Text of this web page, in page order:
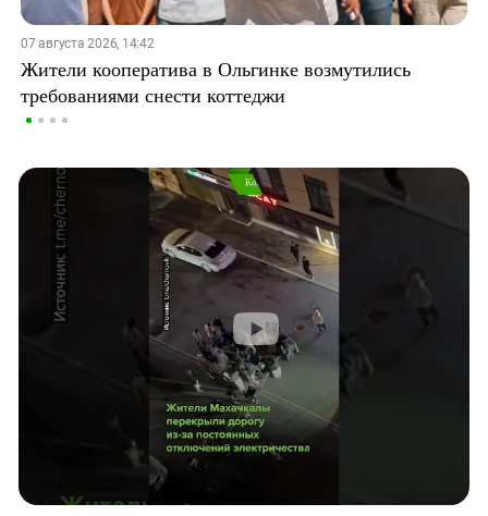
07 августа 2026, 14:42
Жители кооператива в Ольгинке возмутились
требованиями снести коттеджи